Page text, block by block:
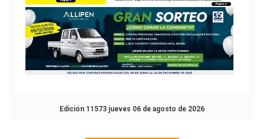
Edición 11573 jueves 06 de agosto de 2026